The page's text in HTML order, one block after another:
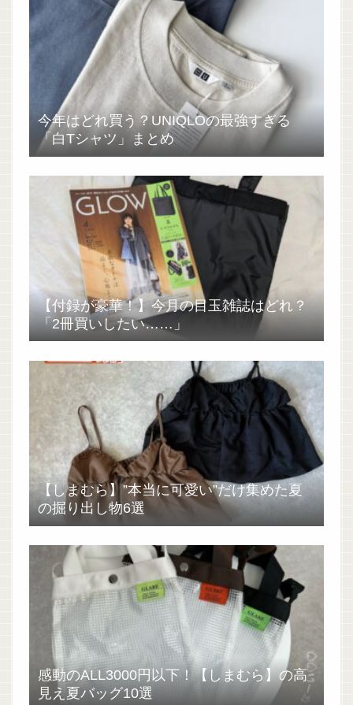
今年はどれ買う？UNIQLOの最強すぎる
「白Tシャツ」まとめ
【付録が豪華！】今月の目玉雑誌はどれ？
「2冊買いしたい……」
【しまむら】”本当に可愛い”だけ集めた夏
の掘り出し物6選
感動のALL3000円以下！【しまむら】の高
見え夏バッグ10選